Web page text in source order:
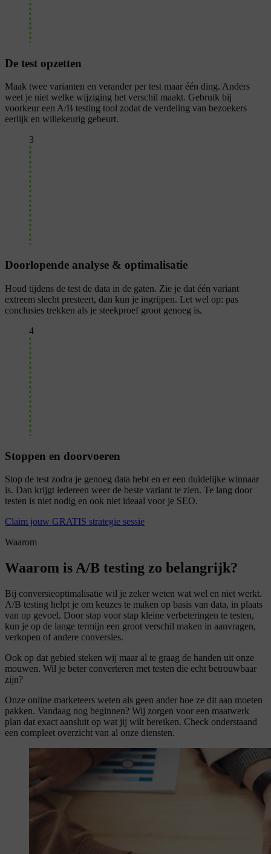
De test opzetten
Maak twee varianten en verander per test maar één ding. Anders
weet je niet welke wijziging het verschil maakt. Gebruik bij
voorkeur een A/B testing tool zodat de verdeling van bezoekers
eerlijk en willekeurig gebeurt.
3
Doorlopende analyse & optimalisatie
Houd tijdens de test de data in de gaten. Zie je dat één variant
extreem slecht presteert, dan kun je ingrijpen. Let wel op: pas
conclusies trekken als je steekproef groot genoeg is.
4
Stoppen en doorvoeren
Stop de test zodra je genoeg data hebt en er een duidelijke winnaar
is. Dan krijgt iedereen weer de beste variant te zien. Te lang door
testen is niet nodig en ook niet ideaal voor je SEO.
Claim jouw GRATIS strategie sessie
Waarom
Waarom is A/B testing zo belangrijk?
Bij conversieoptimalisatie wil je zeker weten wat wel en niet werkt.
A/B testing helpt je om keuzes te maken op basis van data, in plaats
van op gevoel. Door stap voor stap kleine verbeteringen te testen,
kun je op de lange termijn een groot verschil maken in aanvragen,
verkopen of andere conversies.
Ook op dat gebied steken wij maar al te graag de handen uit onze
mouwen. Wil je beter converteren met testen die echt betrouwbaar
zijn?
Onze online marketeers weten als geen ander hoe ze dit aan moeten
pakken. Vandaag nog beginnen? Wij zorgen voor een maatwerk
plan dat exact aansluit op wat jij wilt bereiken. Check onderstaand
een compleet overzicht van al onze diensten.